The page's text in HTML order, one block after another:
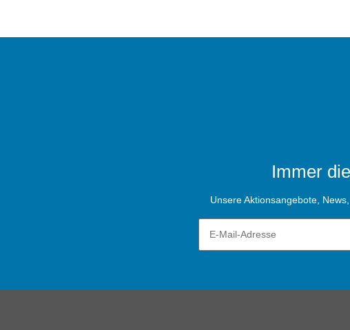
Immer
Unsere Aktionsangebote,